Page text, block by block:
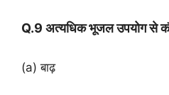
Q.9 अत्यधिक भूजल उपयोग से
(a) बाढ़